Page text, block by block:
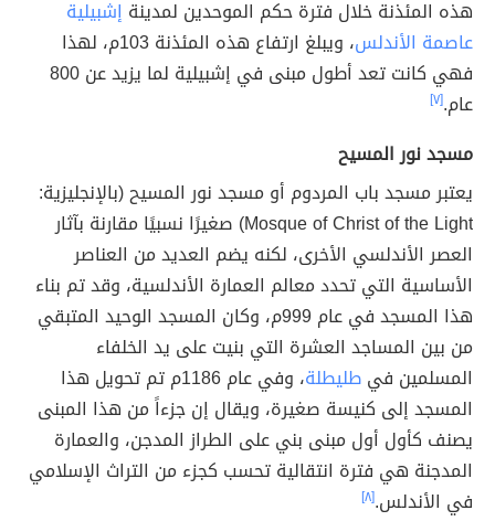
هذه المئذنة خلال فترة حكم الموحدين لمدينة إشبيلية
عاصمة الأندلس
، ويبلغ ارتفاع هذه المئذنة 103م، لهذا
فهي كانت تعد أطول مبنى في إشبيلية لما يزيد عن 800
عام.[٧]
مسجد نور المسيح
يعتبر مسجد باب المردوم أو مسجد نور المسيح (بالإنجليزية:
Mosque of Christ of the Light) صغيرًا نسبيًا مقارنة بآثار
العصر الأندلسي الأخرى، لكنه يضم العديد من العناصر
الأساسية التي تحدد معالم العمارة الأندلسية، وقد تم بناء
هذا المسجد في عام 999م، وكان المسجد الوحيد المتبقي
من بين المساجد العشرة التي بنيت على يد الخلفاء
المسلمين فيطليطلة،
وفي عام 1186م تم تحويل هذا
المسجد إلى كنيسة صغيرة، ويقال إن جزءاً من هذا المبنى
يصنف كأول أول مبنى بني على الطراز المدجن، والعمارة
المدجنة هي فترة انتقالية تحسب كجزء من التراث الإسلامي
في الأندلس.[٨]